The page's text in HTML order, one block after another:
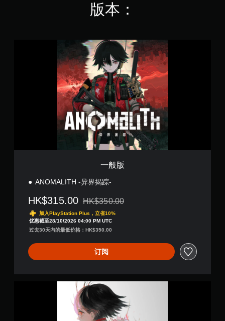
版本：
一般版
ANOMALITH -异界揭踪-
HK$315.00 从原价HK$350.00折扣优惠
HK$350.00
加入PlayStation Plus，立省10%
优惠截至28/10/2026 04:00 PM UTC
过去30天内的最低价格：HK$350.00
订阅